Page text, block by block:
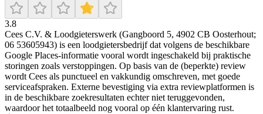
3.8
Cees C.V. & Loodgieterswerk (Gangboord 5, 4902 CB Oosterhout;
06 53605943) is een loodgietersbedrijf dat volgens de beschikbare
Google Places-informatie vooral wordt ingeschakeld bij praktische
storingen zoals verstoppingen. Op basis van de (beperkte) review
wordt Cees als punctueel en vakkundig omschreven, met goede
serviceafspraken. Externe bevestiging via extra reviewplatformen is
in de beschikbare zoekresultaten echter niet teruggevonden,
waardoor het totaalbeeld nog vooral op één klantervaring rust.